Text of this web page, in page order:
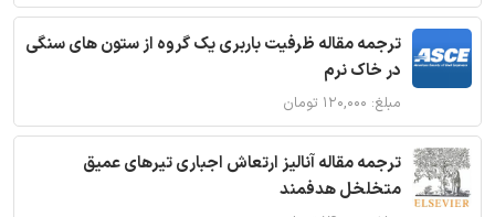
ترجمه مقاله ظرفیت باربری یک گروه از ستون های سنگی
در خاک نرم
مبلغ: ۱۲۰,۰۰۰ تومان
ترجمه مقاله آنالیز ارتعاش اجباری تیرهای عمیق
متخلخل هدفمند